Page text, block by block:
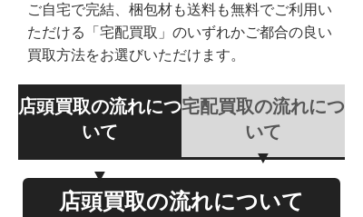
ご自宅で完結、梱包材も送料も無料でご利用い
ただける「宅配買取」のいずれかご都合の良い
買取方法をお選びいただけます。
店頭買取の流れにつ
いて
宅配買取の流れにつ
いて
店頭買取の流れについて